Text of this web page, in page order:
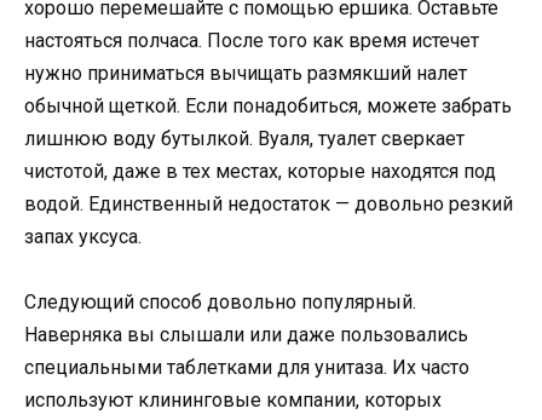
хорошо перемешайте с помощью ершика. Оставьте
настояться полчаса. После того как время истечет
нужно приниматься вычищать размякший налет
обычной щеткой. Если понадобиться, можете забрать
лишнюю воду бутылкой. Вуаля, туалет сверкает
чистотой, даже в тех местах, которые находятся под
водой. Единственный недостаток — довольно резкий
запах уксуса.
Следующий способ довольно популярный.
Наверняка вы слышали или даже пользовались
специальными таблетками для унитаза. Их часто
используют клининговые компании, которых